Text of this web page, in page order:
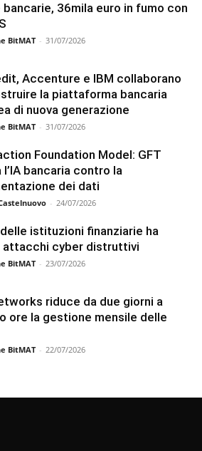
36mila euro in fumo con
BitMAT - 31/07/2026
Accenture e IBM collaborano
la piattaforma bancaria
di nuova generazione
BitMAT - 31/07/2026
Foundation Model: GFT
l’IA bancaria contro la
dei dati
- 24/07/2026
delle istituzioni finanziarie ha
attacchi cyber distruttivi
BitMAT - 23/07/2026
riduce da due giorni a
ore la gestione mensile delle
BitMAT - 22/07/2026